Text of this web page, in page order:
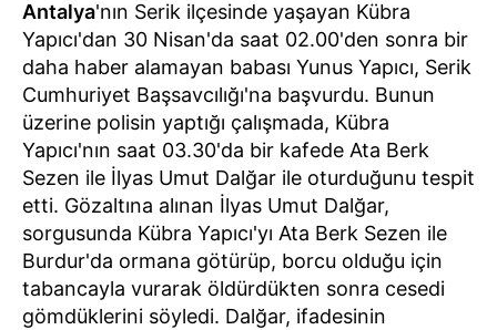
Antalya'nın Serik ilçesinde yaşayan Kübra
Yapıcı'dan 30 Nisan'da saat 02.00'den sonra bir
daha haber alamayan babası Yunus Yapıcı, Serik
Cumhuriyet Başsavcılığı'na başvurdu. Bunun
üzerine polisin yaptığı çalışmada, Kübra
Yapıcı'nın saat 03.30'da bir kafede Ata Berk
Sezen ile İlyas Umut Dalğar ile oturduğunu tespit
etti. Gözaltına alınan İlyas Umut Dalğar,
sorgusunda Kübra Yapıcı'yı Ata Berk Sezen ile
Burdur'da ormana götürüp, borcu olduğu için
tabancayla vurarak öldürdükten sonra cesedi
gömdüklerini söyledi. Dalğar, ifadesinin